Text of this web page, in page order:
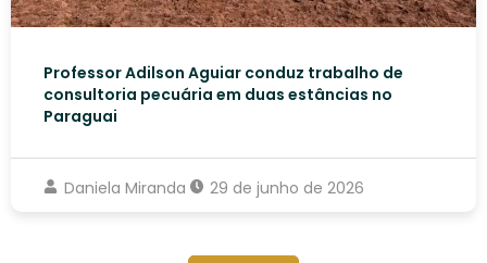
Professor Adilson Aguiar conduz trabalho de
consultoria pecuária em duas estâncias no
Paraguai
Daniela Miranda 29 de junho de 2026